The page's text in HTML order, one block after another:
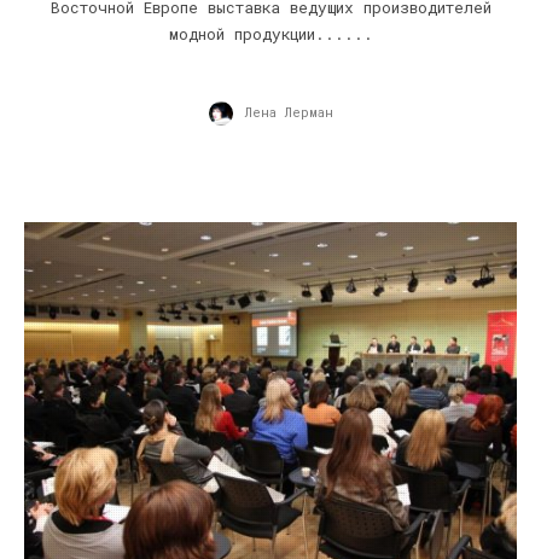
Восточной Европе выставка ведущих производителей
модной продукции......
Лена Лерман